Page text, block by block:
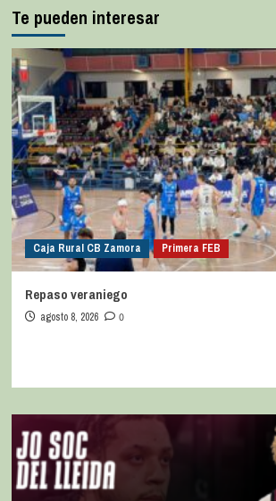
Te pueden interesar
Caja Rural CB Zamora Primera FEB
Repaso veraniego
agosto 8, 2026 0